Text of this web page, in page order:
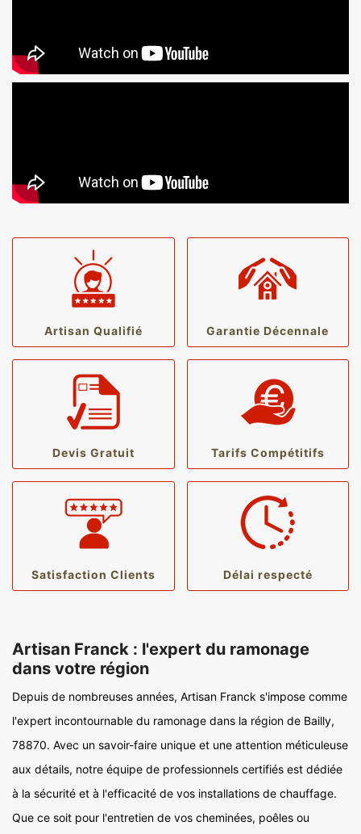
Artisan Qualifié Garantie Décennale
Devis Gratuit Tarifs Compétitifs
Satisfaction Clients Délai respecté
Artisan Franck : l'expert du ramonage
dans votre région
Depuis de nombreuses années, Artisan Franck s'impose comme
l'expert incontournable du ramonage dans la région de Bailly,
78870. Avec un savoir-faire unique et une attention méticuleuse
aux détails, notre équipe de professionnels certifiés est dédiée
à la sécurité et à l'efficacité de vos installations de chauffage.
Que ce soit pour l'entretien de vos cheminées, poêles ou